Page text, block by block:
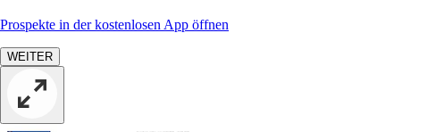
Prospekte in der kostenlosen App öffnen
WEITER